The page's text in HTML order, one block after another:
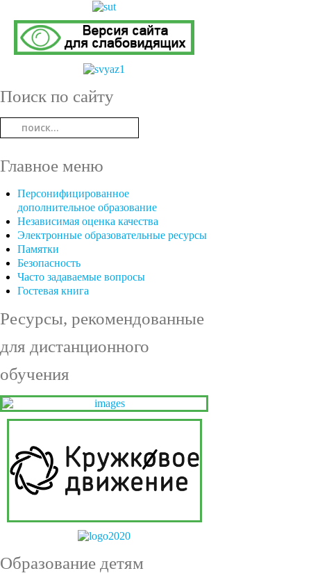
Поиск по сайту
Главное меню
Персонифицированное
дополнительное образование
Независимая оценка качества
Электронные образовательные ресурсы
Памятки
Безопасность
Часто задаваемые вопросы
Гостевая книга
Ресурсы, рекомендованные
для дистанционного
обучения
Образование детям